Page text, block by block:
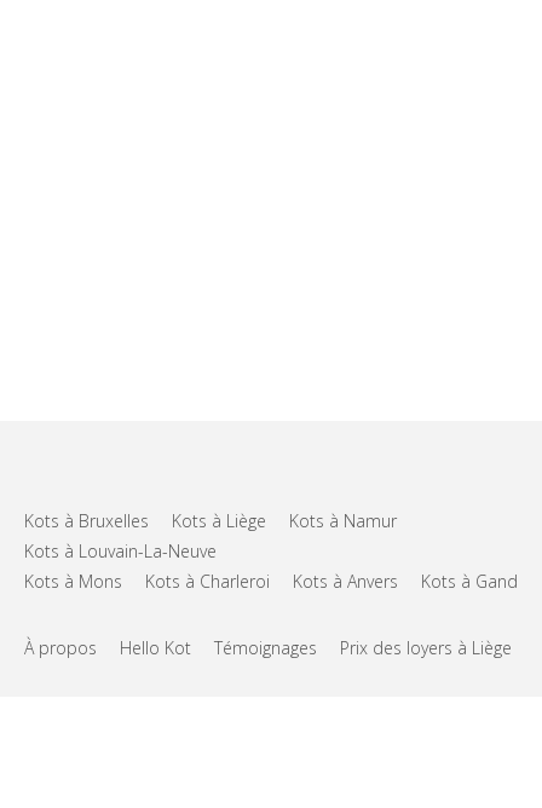
Kots à Bruxelles Kots à Liège
Kots à Namur
Kots à Louvain-La-Neuve
Kots à Mons
Kots à Charleroi Kots à Anvers Kots à Gand
À propos Hello Kot Témoignages Prix des loyers à Liège